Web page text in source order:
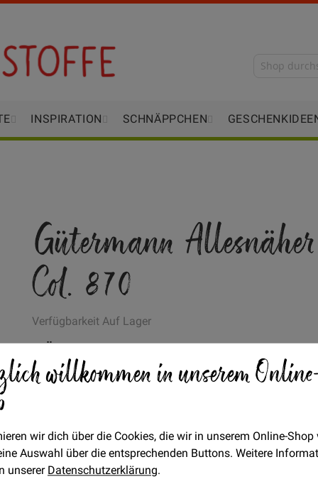
willkommen in unserem
wir dich über die Cookies, die wir in unserem Online-Shop
Auswahl über die entsprechenden Buttons. Weitere
unsererDatenschutzerklärung.
INSPIRATION SCHNÄPPCHEN
Gütermann Allesnäher
Col. 870
VerfügbarkeitAuf Lager
4,95 €
STÜCK
Menge
In den Warenkorb